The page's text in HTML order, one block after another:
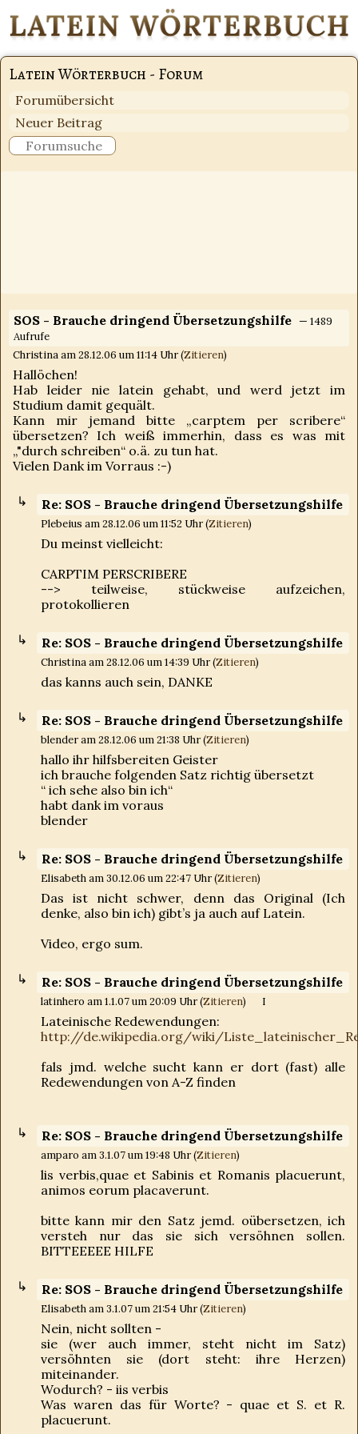
Latein Wörterbuch - Forum
Forumübersicht
Neuer Beitrag
SOS - Brauche dringend Übersetzungshilfe — 1489
Aufrufe
Christina am 28.12.06 um 11:14 Uhr (Zitieren)
Hallöchen!
Hab leider nie latein gehabt, und werd jetzt im
Studium damit gequält.
Kann mir jemand bitte „carptem per scribere“
übersetzen? Ich weiß immerhin, dass es was mit
„"durch schreiben“ o.ä. zu tun hat.
Vielen Dank im Vorraus :-)
Re: SOS - Brauche dringend Übersetzungshilfe
Plebeius am 28.12.06 um 11:52 Uhr (Zitieren)
Du meinst vielleicht:
CARPTIM PERSCRIBERE
--> teilweise, stückweise aufzeichen,
protokollieren
Re: SOS - Brauche dringend Übersetzungshilfe
Christina am 28.12.06 um 14:39 Uhr (Zitieren)
das kanns auch sein, DANKE
Re: SOS - Brauche dringend Übersetzungshilfe
blender am 28.12.06 um 21:38 Uhr (Zitieren)
hallo ihr hilfsbereiten Geister
ich brauche folgenden Satz richtig übersetzt
“ ich sehe also bin ich“
habt dank im voraus
blender
Re: SOS - Brauche dringend Übersetzungshilfe
Elisabeth am 30.12.06 um 22:47 Uhr (Zitieren)
Das ist nicht schwer, denn das Original (Ich
denke, also bin ich) gibt’s ja auch auf Latein.
Video, ergo sum.
Re: SOS - Brauche dringend Übersetzungshilfe
latinhero am 1.1.07 um 20:09 Uhr (Zitieren) I
Lateinische Redewendungen:
http://de.wikipedia.org/wiki/
fals jmd. welche sucht kann er dort (fast) alle
Redewendungen von A-Z finden
Re: SOS - Brauche dringend Übersetzungshilfe
amparo am 3.1.07 um 19:48 Uhr (Zitieren)
lis verbis,quae et Sabinis et Romanis placuerunt,
animos eorum placaverunt.
bitte kann mir den Satz jemd. oübersetzen, ich
versteh nur das sie sich versöhnen sollen.
BITTEEEEE HILFE
Re: SOS - Brauche dringend Übersetzungshilfe
Elisabeth am 3.1.07 um 21:54 Uhr (Zitieren)
Nein, nicht sollten -
sie (wer auch immer, steht nicht im Satz)
versöhnten sie (dort steht: ihre Herzen)
miteinander.
Wodurch? - iis verbis
Was waren das für Worte? - quae et S. et R.
placuerunt.